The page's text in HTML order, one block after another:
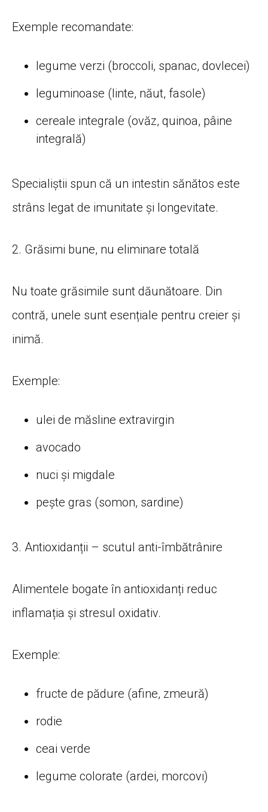
Exemple recomandate:
legume verzi (broccoli, spanac, dovlecei)
leguminoase (linte, năut, fasole)
cereale integrale (ovăz, quinoa, pâine
integrală)
Specialiștii spun că un intestin sănătos este
strâns legat de imunitate și longevitate.
2. Grăsimi bune, nu eliminare totală
Nu toate grăsimile sunt dăunătoare. Din
contră, unele sunt esențiale pentru creier și
inimă.
Exemple:
ulei de măsline extravirgin
avocado
nuci și migdale
pește gras (somon, sardine)
3. Antioxidanții – scutul anti-îmbătrânire
Alimentele bogate în antioxidanți reduc
inflamația și stresul oxidativ.
Exemple:
fructe de pădure (afine, zmeură)
rodie
ceai verde
legume colorate (ardei, morcovi)